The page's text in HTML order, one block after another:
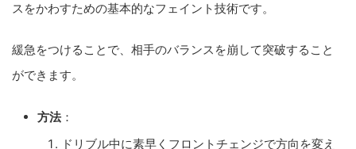
スをかわすための基本的なフェイント技術です。
緩急をつけることで、相手のバランスを崩して突破すること
ができます。
方法：
ドリブル中に素早くフロントチェンジで方向を変え